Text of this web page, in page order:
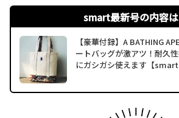
smart最新号の内容
【豪華付録】A BATHING
ートバッグが激アツ！耐久
にガシガシ使えます【